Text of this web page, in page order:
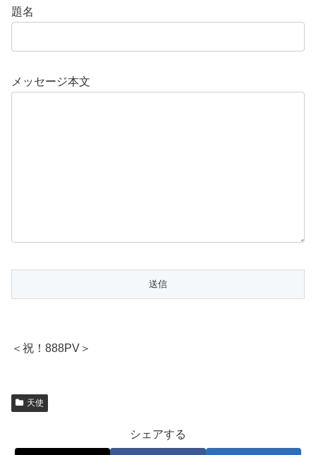
題名
メッセージ本文
＜祝！888PV＞
天使
シェアする